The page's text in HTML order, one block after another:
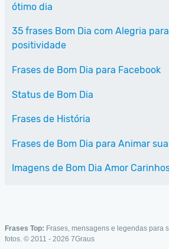
ótimo dia
35 frases Bom Dia com Alegria
positividade
Frases de Bom Dia para Facebook
Status de Bom Dia
Frases de História
Frases de Bom Dia para Animar
Imagens de Bom Dia Amor
Frases Top: Frases, mensagens e legendas para
fotos. © 2011 - 2026 7Graus